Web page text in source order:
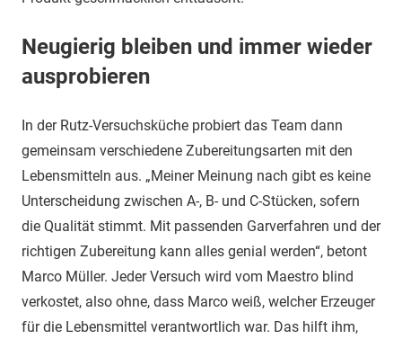
Neugierig bleiben und immer wieder
ausprobieren
In der Rutz-Versuchsküche probiert das Team dann
gemeinsam verschiedene Zubereitungsarten mit den
Lebensmitteln aus. „Meiner Meinung nach gibt es keine
Unterscheidung zwischen A-, B- und C-Stücken, sofern
die Qualität stimmt. Mit passenden Garverfahren und der
richtigen Zubereitung kann alles genial werden“, betont
Marco Müller. Jeder Versuch wird vom Maestro blind
verkostet, also ohne, dass Marco weiß, welcher Erzeuger
für die Lebensmittel verantwortlich war. Das hilft ihm,